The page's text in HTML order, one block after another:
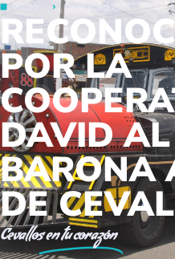
Inicio Destacados
POR LA
DAVID
BARONA
DE
Cevallosen tu corazón